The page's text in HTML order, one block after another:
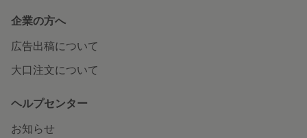
企業の方へ
広告出稿について
大口注文について
ヘルプセンター
お知らせ